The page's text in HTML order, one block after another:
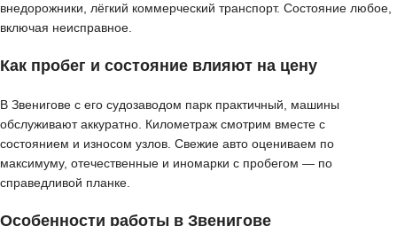
внедорожники, лёгкий коммерческий транспорт. Состояние любое,
включая неисправное.
Как пробег и состояние влияют на цену
В Звенигове с его судозаводом парк практичный, машины
обслуживают аккуратно. Километраж смотрим вместе с
состоянием и износом узлов. Свежие авто оцениваем по
максимуму, отечественные и иномарки с пробегом — по
справедливой планке.
Особенности работы в Звенигове